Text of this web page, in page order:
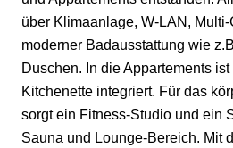
über Klimaanlage, W-LAN,
moderner Badausstattung wie
Duschen. In die Appartements
Kitchenette integriert. Für das
sorgt ein Fitness-Studio und ein
Sauna und Lounge-Bereich. Mit